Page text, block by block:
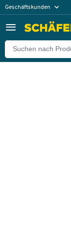
Geschäftskunden
Zurück